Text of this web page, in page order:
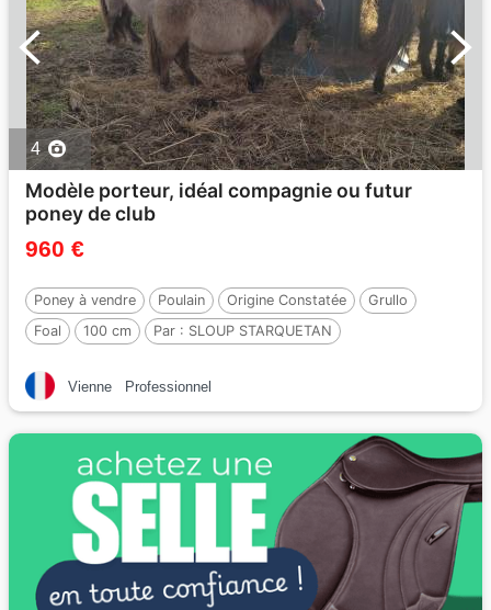
4
Modèle porteur, idéal compagnie ou futur
poney de club
960 €
Poney à vendre Poulain Origine Constatée
Grullo
Foal
100 cm Par : SLOUP STARQUETAN
Vienne Professionnel